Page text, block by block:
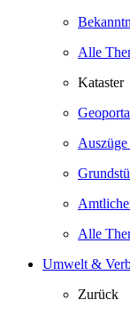
Alle
Kataster
Alle
Umwelt &
Zurück